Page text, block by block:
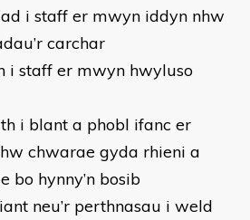
i staff er mwyn iddyn nhw
carchar
i staff er mwyn hwyluso
i blant a phobl ifanc er
chwarae gyda rhieni a
bo hynny’n bosib
neu’r perthnasau i weld